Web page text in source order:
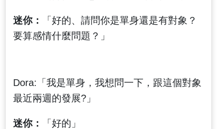
迷你：
「好的、請問你是單身還是有對象？
要算感情什麼問題？」
Dora:「我是單身，我想問一下，跟這個對象
最近兩週的發展?」
迷你： 「好的」